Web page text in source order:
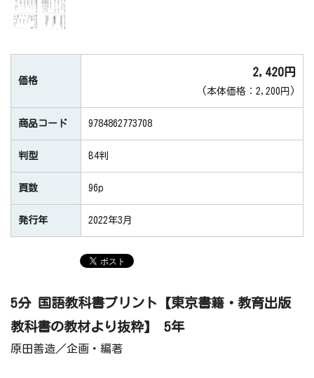
価格
2,420円
(本体価格：2,200円)
商品コード 9784862773708
判型 B4判
頁数 96p
発行年 2022年3月
5分 国語教科書プリント【東京書籍・教育出版
教科書の教材より抜粋】 5年
原田善造／企画・編著